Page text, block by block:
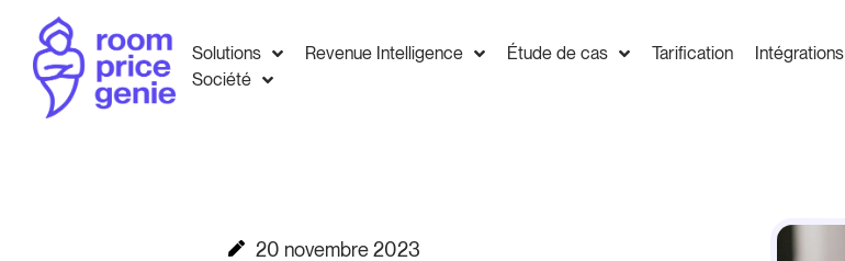
Solutions Revenue Intelligence Étude de cas Tarification Intégrations
Société
20 novembre 2023